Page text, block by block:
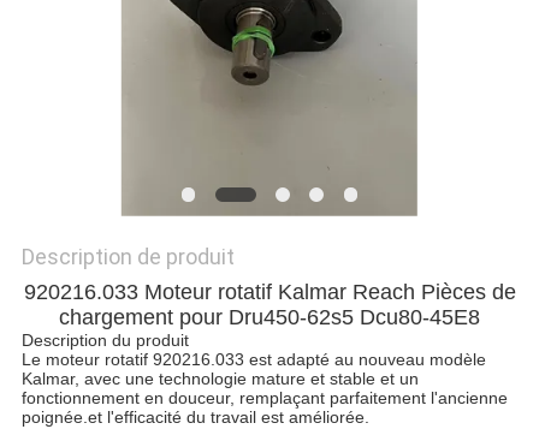
Description de produit
920216.033 Moteur rotatif Kalmar Reach Pièces de
chargement pour Dru450-62s5 Dcu80-45E8
Description du produit
Le moteur rotatif 920216.033 est adapté au nouveau modèle
Kalmar, avec une technologie mature et stable et un
fonctionnement en douceur, remplaçant parfaitement l'ancienne
poignée.et l'efficacité du travail est améliorée.